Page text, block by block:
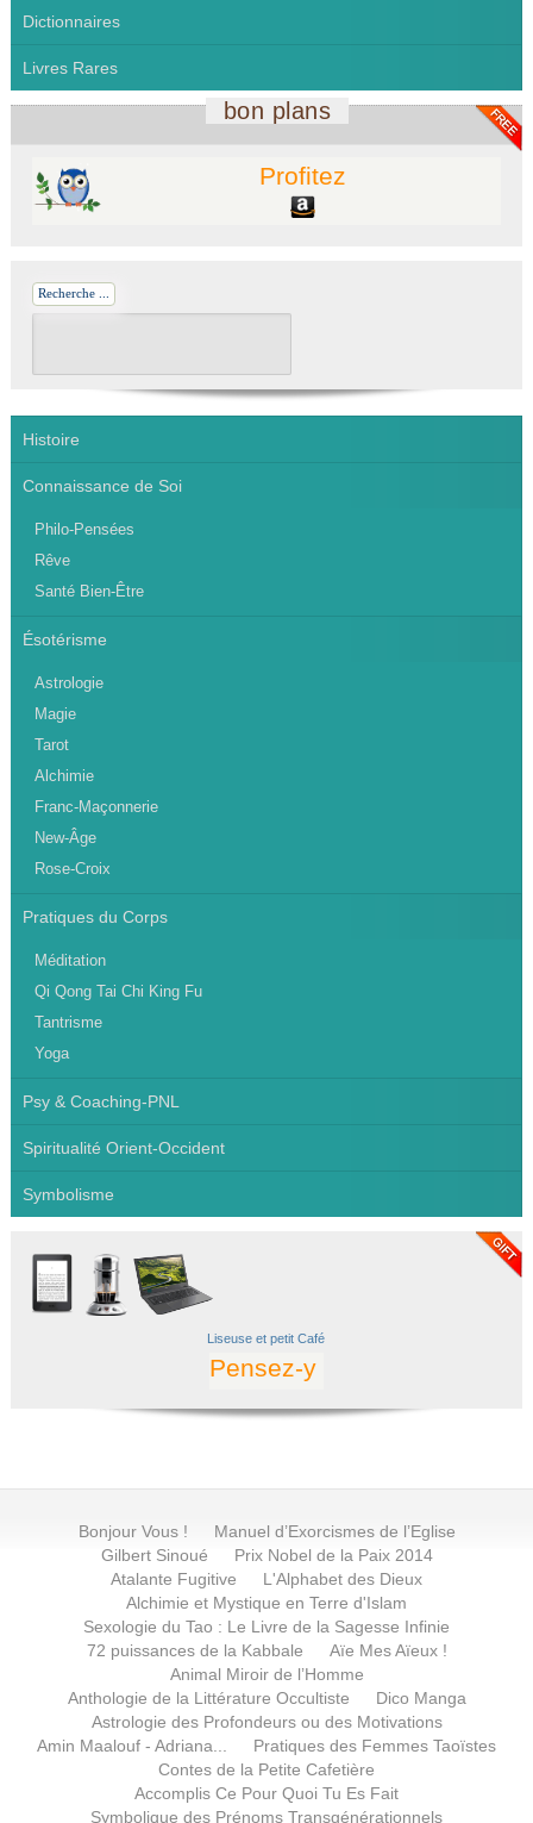
Dictionnaires
Livres Rares
bon plans
Profitez
Recherche ...
Histoire
Connaissance de Soi
Philo-Pensées
Rêve
Santé Bien-Être
Ésotérisme
Astrologie
Magie
Tarot
Alchimie
Franc-Maçonnerie
New-Âge
Rose-Croix
Pratiques du Corps
Méditation
Qi Qong Tai Chi King Fu
Tantrisme
Yoga
Psy & Coaching-PNL
Spiritualité Orient-Occident
Symbolisme
Liseuseet petitCafé
Pensez-y
Bonjour Vous !
Manuel d’Exorcismes de l’Eglise
Gilbert Sinoué
Prix Nobel de la Paix 2014
Atalante Fugitive
L'Alphabet des Dieux
Alchimie et Mystique en Terre d'Islam
Sexologie du Tao : Le Livre de la Sagesse Infinie
72 puissances de la Kabbale
Aïe Mes Aïeux !
Animal Miroir de l’Homme
Anthologie de la Littérature Occultiste
Dico Manga
Astrologie des Profondeurs ou des Motivations
Amin Maalouf - Adriana...
Pratiques des Femmes Taoïstes
Contes de la Petite Cafetière
Accomplis Ce Pour Quoi Tu Es Fait
Symbolique des Prénoms Transgénérationnels